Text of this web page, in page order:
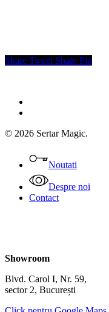
Share Tweet Share Pin
© 2026 Sertar Magic.
Menu
Noutati
Despre noi
Contact
Showroom
Blvd. Carol I, Nr. 59,
sector 2, București